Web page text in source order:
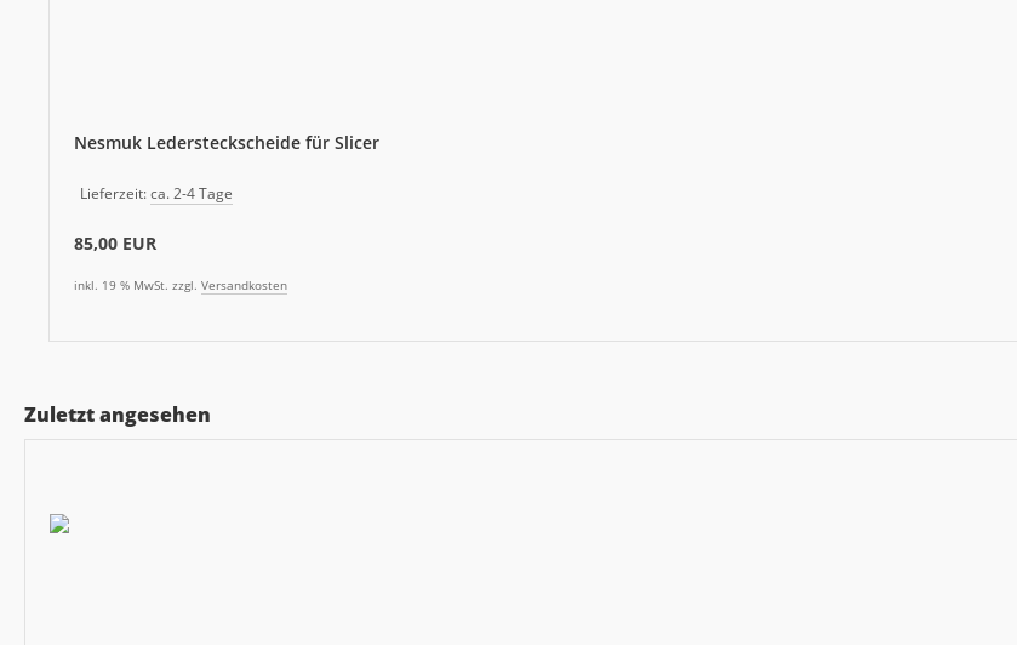
Nesmuk Ledersteckscheide für Slicer
Lieferzeit:ca. 2-4 Tage
85,00 EUR
inkl. 19 % MwSt. zzgl. Versandkosten
Zuletzt angesehen